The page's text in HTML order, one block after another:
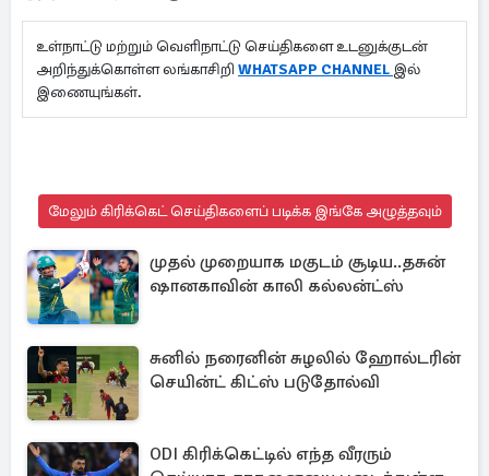
உள்நாட்டு மற்றும் வெளிநாட்டு செய்திகளை உடனுக்குடன்
அறிந்துக்கொள்ள லங்காசிறி WHATSAPP CHANNEL இல்
இணையுங்கள்.
மேலும் கிரிக்கெட் செய்திகளைப் படிக்க இங்கே அழுத்தவும்
முதல் முறையாக மகுடம் சூடிய..தசுன்
ஷானகாவின் காலி கல்லன்ட்ஸ்
சுனில் நரைனின் சுழலில் ஹோல்டரின்
செயின்ட் கிட்ஸ் படுதோல்வி
ODI கிரிக்கெட்டில் எந்த வீரரும்